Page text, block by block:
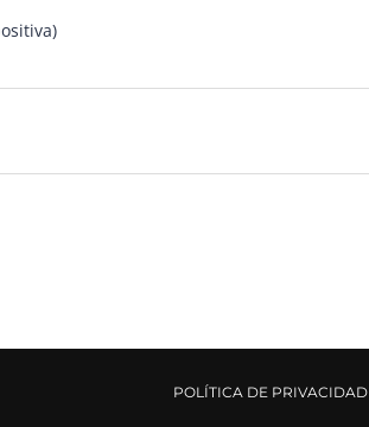
POLÍTICA DE PRIVACIDAD